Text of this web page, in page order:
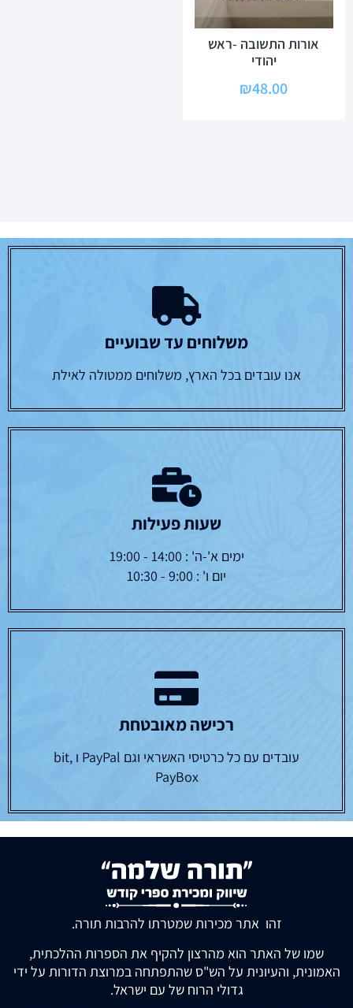
אורות התשובה -ראש
יהודי
₪48.00
משלוחים עד שבועיים
אנו עובדים בכל הארץ, משלוחים ממטולה לאילת
שעות פעילות
ימים א'-ה' : 14:00 - 19:00
יום ו' : 9:00 - 10:30
רכישה מאובטחת
עובדים עם כל כרטיסי האשראי וגם PayPal ו bit,
PayBox
זהו אתר מכירות שמטרתו להרבות תורה.
שמו של האתר הוא מהרצון להקיף את הספרות ההלכתית,
האמונית, והעיונית על הש"ס שהתפתחה במרוצת הדורות על ידי
גדולי הרוח של עם ישראל.